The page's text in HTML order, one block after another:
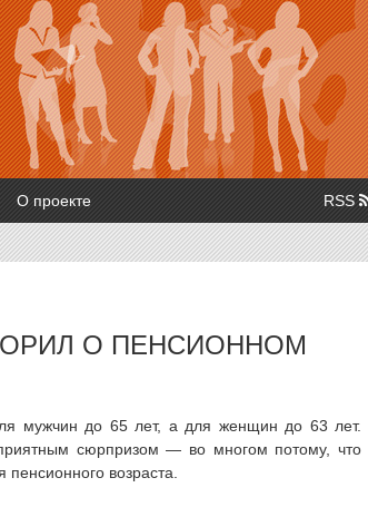
О проекте RSS
О ПЕНСИОННОМ
мужчин до 65 лет, а для женщин до 63 лет.
сюрпризом — во многом потому, что
возраста.